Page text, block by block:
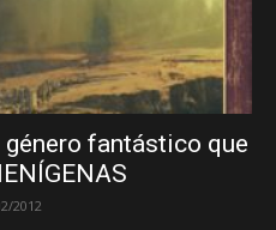
fantástico que
2012